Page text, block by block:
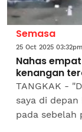
Semasa
25 Oct 2025 03:32pm
Nahas
kenangan
TANGKAK -
saya di
pada sebelah